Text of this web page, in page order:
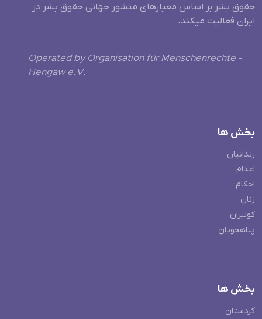
حقوق بشر بر اساس معیارهای منشور جهانی حقوق بشر در
ایران فعالیت میکند.
Operated by Organisation für Menschenrechte -
Hengaw e.V.
بخش ها
زندانیان
اعدام
احکام
زنان
کولبران
پناهجویان
بخش ها
کردستان